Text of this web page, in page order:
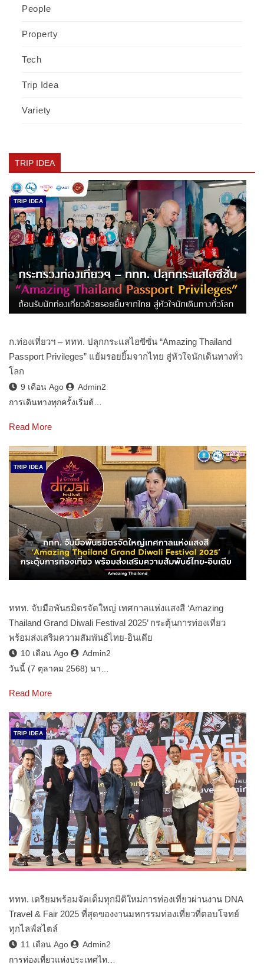
People
Property
Tech
Trip Idea
Variety
TRIP IDEA
TRIP IDEA
ก.ท่องเที่ยวฯ – ททท. ปลุกกระแสไฮซีซั่น “Amazing Thailand
Passport Privileges” แย้มรอยยิ้มจากไทย สู่หัวใจนักเดินทางทั่ว
โลก
9 เดือน Ago
Admin2
การเดินทางทุกครั้งเริ่มต้…
Read More
TRIP IDEA
ททท. จับมือพันธมิตรจัดใหญ่ เทศกาลแห่งแสงสี ‘Amazing
Thailand Grand Diwali Festival 2025’ กระตุ้นการท่องเที่ยว
พร้อมส่งเสริมความสัมพันธ์ไทย-อินเดีย
10 เดือน Ago
Admin2
วันนี้ (7 ตุลาคม 2568) นา…
Read More
TRIP IDEA
ททท. เตรียมพร้อมจัดเต็มทุกมิติใหม่การท่องเที่ยวผ่านงาน DNA
Travel & Fair 2025 ที่สุดของงานมหกรรมท่องเที่ยวที่ตอบโจทย์
ทุกไลฟ์สไตล์
11 เดือน Ago
Admin2
การท่องเที่ยวแห่งประเทศไท…